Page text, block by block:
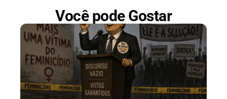
Você pode Gostar